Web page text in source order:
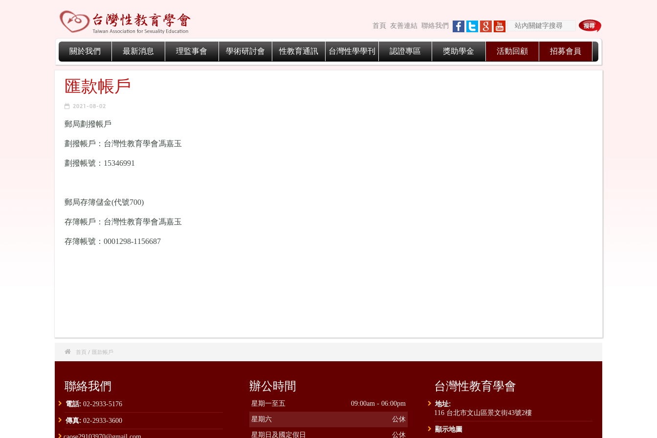
首頁 友善連結 聯絡我們
關於我們 最新消息 理監事會 學術研討會 性教育通訊 台灣性學學刊 認證專區 獎助學金 活動回顧 招募會員
匯款帳戶
2021-08-02
郵局劃撥帳戶
劃撥帳戶：台灣性教育學會馮嘉玉
劃撥帳號：15346991
郵局存簿儲金(代號700)
存簿帳戶：台灣性教育學會馮嘉玉
存簿帳號：0001298-1156687
 首頁 / 匯款帳戶
聯絡我們
電話: 02-2933-5176
傳真: 02-2933-3600
辦公時間
星期一至五 09:00am - 06:00pm
星期六 公休
星期日及國定假日 公休
台灣性教育學會
地址:
116 台北市文山區景文街43號2樓
顯示地圖